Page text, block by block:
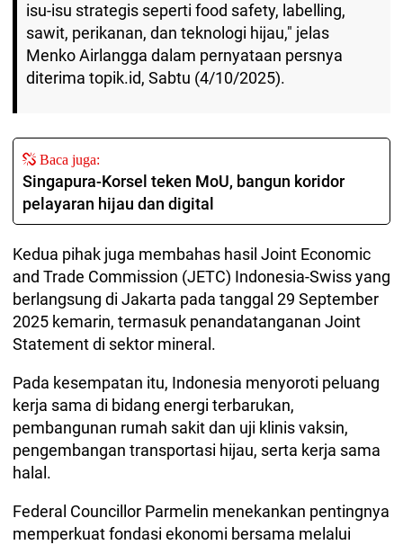
isu-isu strategis seperti food safety, labelling,
sawit, perikanan, dan teknologi hijau," jelas
Menko Airlangga dalam pernyataan persnya
diterima topik.id, Sabtu (4/10/2025).
Baca juga:
Singapura-Korsel teken MoU, bangun koridor
pelayaran hijau dan digital
Kedua pihak juga membahas hasil Joint Economic
and Trade Commission (JETC) Indonesia-Swiss yang
berlangsung di Jakarta pada tanggal 29 September
2025 kemarin, termasuk penandatanganan Joint
Statement di sektor mineral.
Pada kesempatan itu, Indonesia menyoroti peluang
kerja sama di bidang energi terbarukan,
pembangunan rumah sakit dan uji klinis vaksin,
pengembangan transportasi hijau, serta kerja sama
halal.
Federal Councillor Parmelin menekankan pentingnya
memperkuat fondasi ekonomi bersama melalui